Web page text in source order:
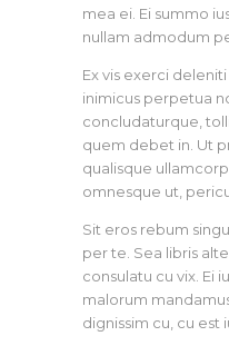
mea ei. Ei summo
nullam admodum
Ex vis exerci
inimicus perpetua
concludaturque,
quem debet in. Ut
qualisque
omnesque ut,
Sit eros rebum
per te. Sea libris
consulatu cu vix. Ei
malorum
dignissim cu, cu est